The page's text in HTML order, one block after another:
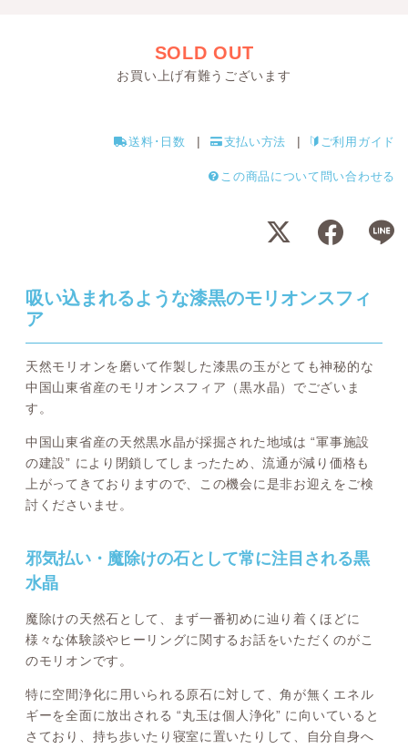
SOLD OUT
お買い上げ有難うございます
送料･日数 支払い方法 ご利用ガイド
この商品について問い合わせる
吸い込まれるような漆黒のモリオンスフィ
ア
天然モリオンを磨いて作製した漆黒の玉がとても神秘的な
中国山東省産のモリオンスフィア（黒水晶）でございま
す。
中国山東省産の天然黒水晶が採掘された地域は “軍事施設
の建設” により閉鎖してしまったため、流通が減り価格も
上がってきておりますので、この機会に是非お迎えをご検
討くださいませ。
邪気払い・魔除けの石として常に注目される黒
水晶
魔除けの天然石として、まず一番初めに辿り着くほどに
様々な体験談やヒーリングに関するお話をいただくのがこ
のモリオンです。
特に空間浄化に用いられる原石に対して、角が無くエネル
ギーを全面に放出される “丸玉は個人浄化” に向いていると
さており、持ち歩いたり寝室に置いたりして、自分自身へ